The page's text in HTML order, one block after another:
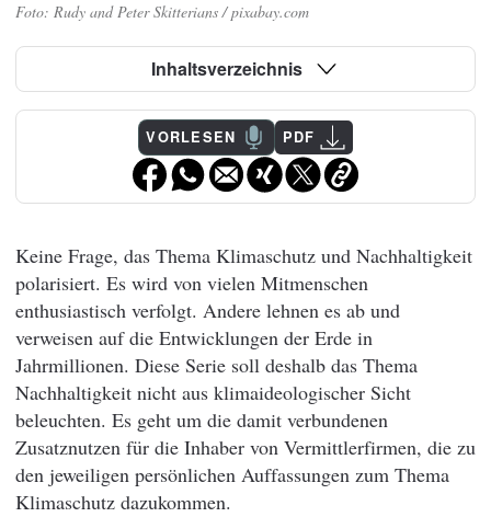
Rudy and Peter Skitterians / pixabay.com
Inhaltsverzeichnis
VORLESEN PDF
Keine Frage, das Thema Klimaschutz und Nachhaltigkeit
polarisiert. Es wird von vielen Mitmenschen
enthusiastisch verfolgt. Andere lehnen es ab und
verweisen auf die Entwicklungen der Erde in
Jahrmillionen. Diese Serie soll deshalb das Thema
Nachhaltigkeit nicht aus klimaideologischer Sicht
beleuchten. Es geht um die damit verbundenen
Zusatznutzen für die Inhaber von Vermittlerfirmen, die zu
den jeweiligen persönlichen Auffassungen zum Thema
Klimaschutz dazukommen.